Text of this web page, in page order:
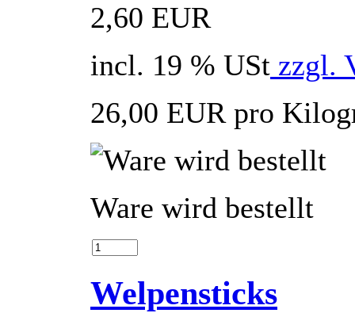
2,60 EUR
incl. 19 % USt zzgl.
26,00 EUR pro
Ware wird bestellt
Welpensticks